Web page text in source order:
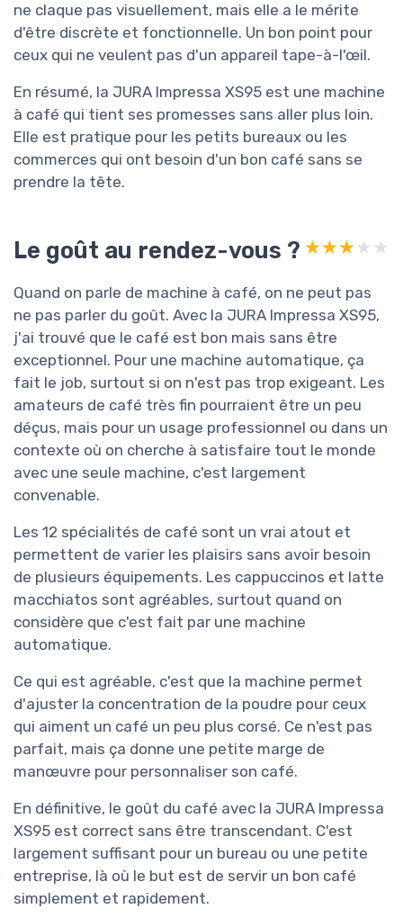
ne claque pas visuellement, mais elle a le mérite
d'être discrète et fonctionnelle. Un bon point pour
ceux qui ne veulent pas d'un appareil tape-à-l'œil.
En résumé, la JURA Impressa XS95 est une machine
à café qui tient ses promesses sans aller plus loin.
Elle est pratique pour les petits bureaux ou les
commerces qui ont besoin d'un bon café sans se
prendre la tête.
Le goût au rendez-vous ? ★★★★★
★★★★★
Quand on parle de machine à café, on ne peut pas
ne pas parler du goût. Avec la JURA Impressa XS95,
j'ai trouvé que le café est bon mais sans être
exceptionnel. Pour une machine automatique, ça
fait le job, surtout si on n'est pas trop exigeant. Les
amateurs de café très fin pourraient être un peu
déçus, mais pour un usage professionnel ou dans un
contexte où on cherche à satisfaire tout le monde
avec une seule machine, c'est largement
convenable.
Les 12 spécialités de café sont un vrai atout et
permettent de varier les plaisirs sans avoir besoin
de plusieurs équipements. Les cappuccinos et latte
macchiatos sont agréables, surtout quand on
considère que c'est fait par une machine
automatique.
Ce qui est agréable, c'est que la machine permet
d'ajuster la concentration de la poudre pour ceux
qui aiment un café un peu plus corsé. Ce n'est pas
parfait, mais ça donne une petite marge de
manœuvre pour personnaliser son café.
En définitive, le goût du café avec la JURA Impressa
XS95 est correct sans être transcendant. C'est
largement suffisant pour un bureau ou une petite
entreprise, là où le but est de servir un bon café
simplement et rapidement.